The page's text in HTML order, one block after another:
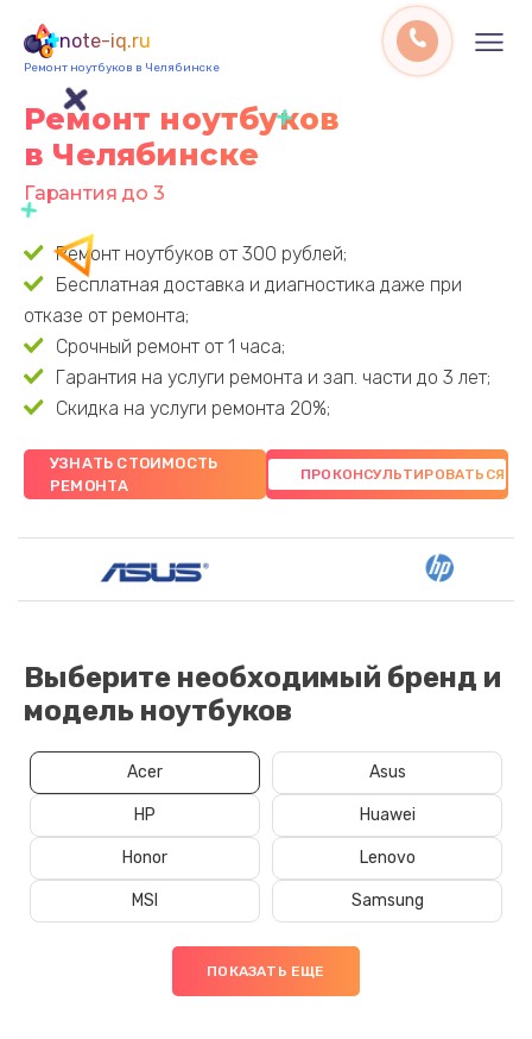
note-iq.ru
Ремонт ноутбуков в Челябинске
Ремонт ноутбуков
в Челябинске
Гарантия до 3 лет
Ремонт ноутбуков от 300 рублей;
Бесплатная доставка и диагностика даже при
отказе от ремонта;
Срочный ремонт от 1 часа;
Гарантия на услуги ремонта и зап. части до 3 лет;
Скидка на услуги ремонта 20%;
УЗНАТЬ СТОИМОСТЬ
РЕМОНТА
Выберите необходимый бренд и
модель ноутбуков
Acer Asus
HP Huawei
Honor Lenovo
MSI Samsung
ПОКАЗАТЬ ЕЩЕ